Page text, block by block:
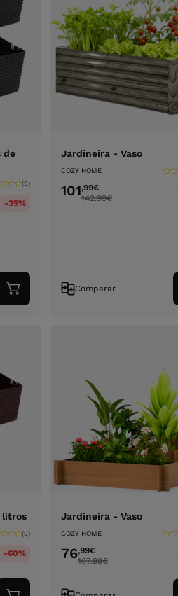
de
(0)
-35%
Adicionar
ao
Jardineira - Vaso
COZY HOME
101,99€
142.99€
Comparar
litros
(0)
-60%
Jardineira - Vaso
COZY HOME
76,99€
107.99€